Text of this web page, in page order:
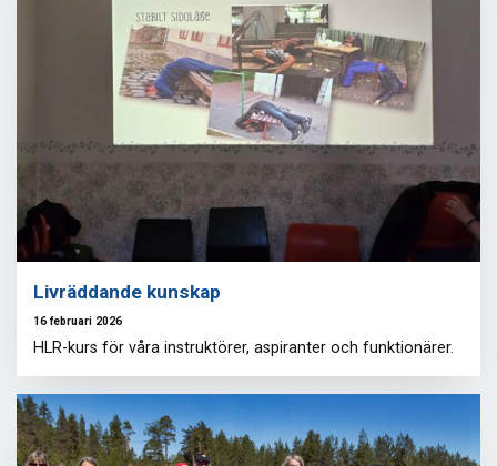
Livräddande kunskap
16 februari 2026
HLR-kurs för våra instruktörer, aspiranter och funktionärer.